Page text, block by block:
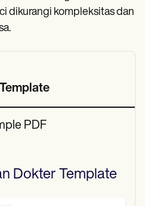
dikurangi kompleksitas dan
PDF
Dokter Template